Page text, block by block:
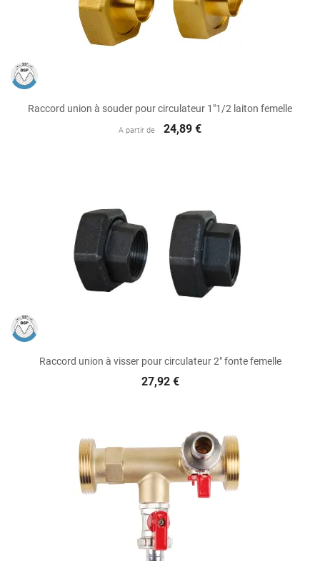
Raccord union à souder pour circulateur 1"1/2 laiton femelle
A partir de 24,89 €
Raccord union à visser pour circulateur 2" fonte femelle
27,92 €